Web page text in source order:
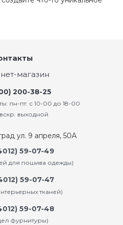
магазин
200-38-25
пн-пт: с 10-00 до 18-00
выходной
ул. 9 апреля, 50А
59-07-49
для пошива одежды)
59-07-47
тканей)
59-07-48
фурнитуры)